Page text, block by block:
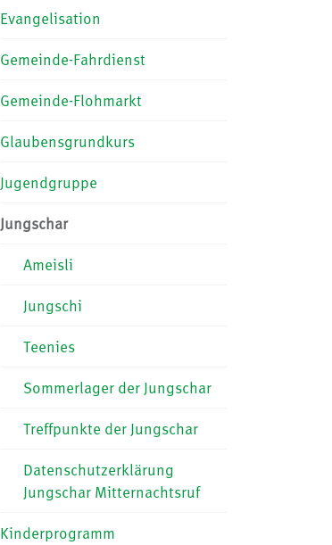
Evangelisation
Gemeinde-Fahrdienst
Gemeinde-Flohmarkt
Glaubensgrundkurs
Jugendgruppe
Jungschar
Ameisli
Jungschi
Teenies
Sommerlager der Jungschar
Treffpunkte der Jungschar
Datenschutzerklärung
Jungschar Mitternachtsruf
Kinderprogramm